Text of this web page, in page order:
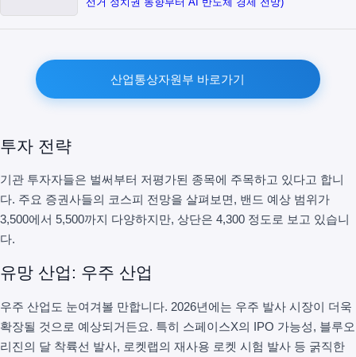
산업통상자원부 바로가기
투자 전략
기관 투자자들은 벌써부터 저평가된 종목에 주목하고 있다고 합니
다. 주요 증권사들의 코스피 전망을 살펴보면, 밴드 예상 범위가
3,500에서 5,500까지 다양하지만, 상단은 4,300 정도로 보고 있습니
다.
유망 산업: 우주 산업
우주 산업도 눈여겨볼 만합니다. 2026년에는 우주 발사 시장이 더욱
확장될 것으로 예상되거든요. 특히 스페이스X의 IPO 가능성, 블루오
리진의 달 착륙선 발사, 로켓랩의 재사용 로켓 시험 발사 등 굵직한